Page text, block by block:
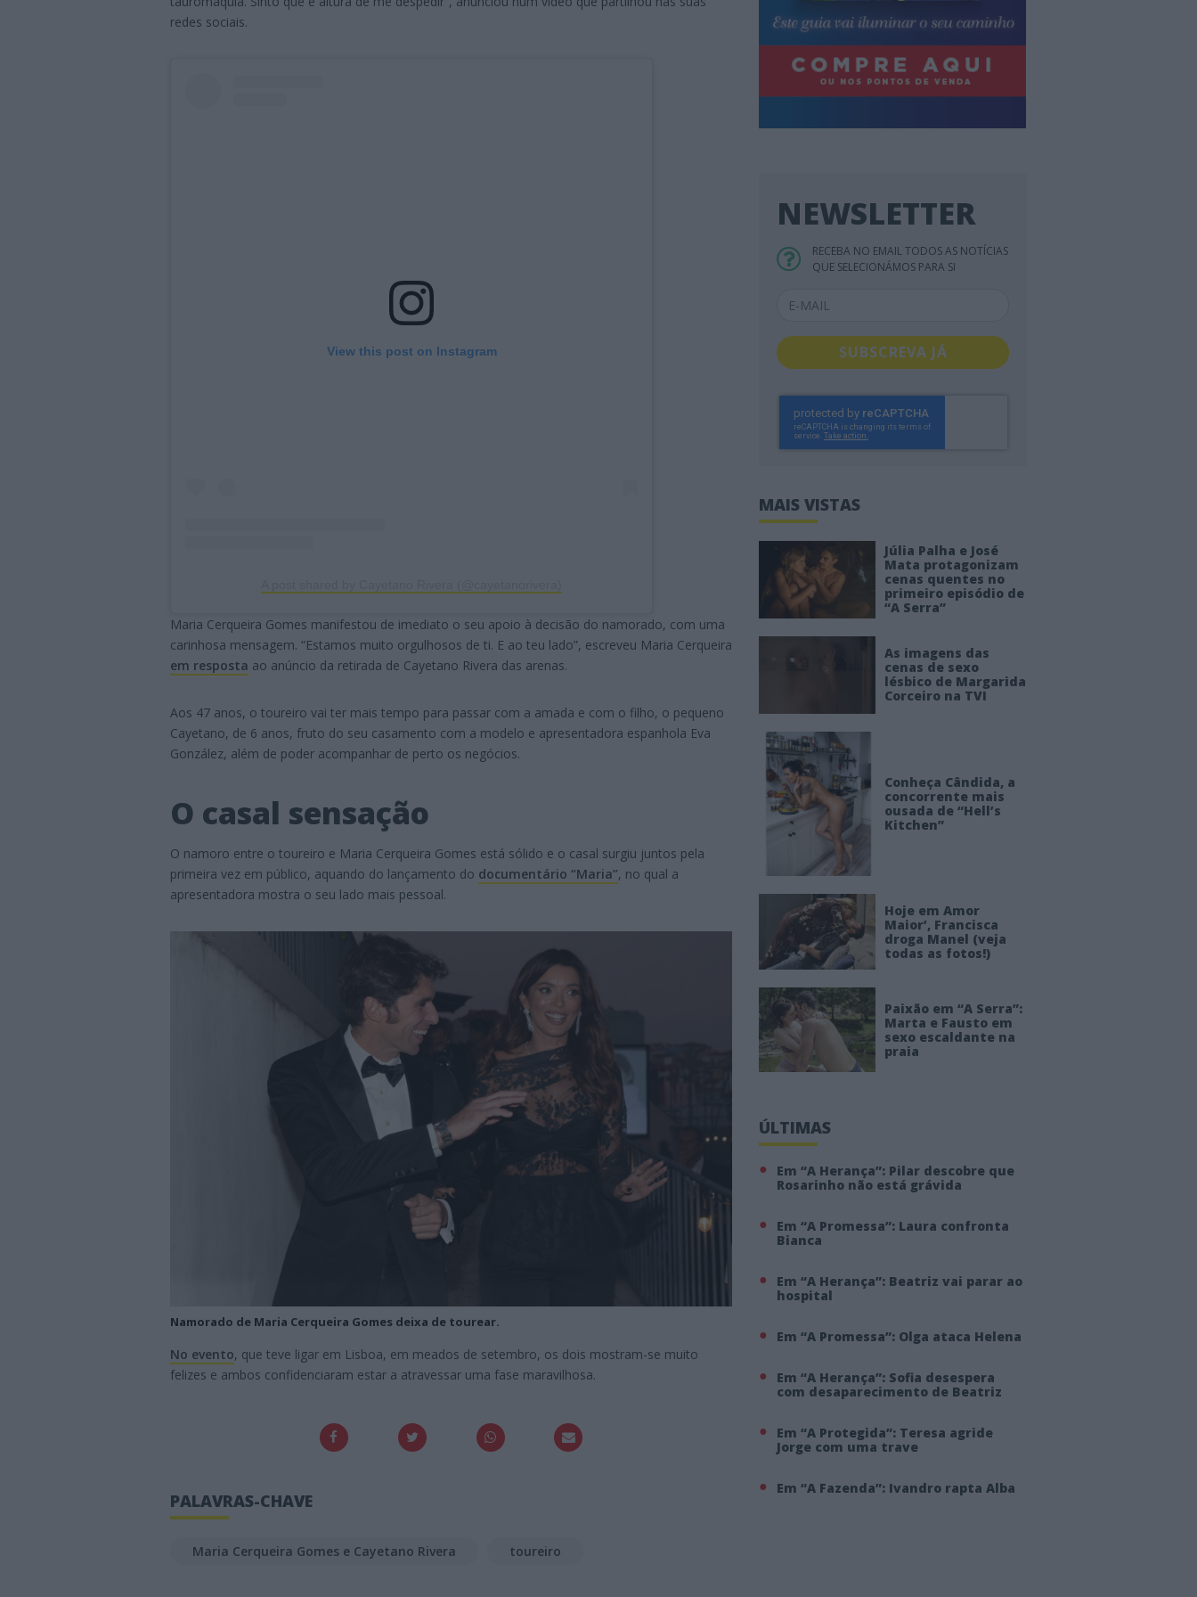
redes sociais.
View this post on Instagram
Maria Cerqueira Gomes manifestou de imediato o seu apoio à decisão do namorado, com uma
carinhosa mensagem. “Estamos muito orgulhosos de ti. E ao teu lado”, escreveu Maria Cerqueira
em resposta ao anúncio da retirada de Cayetano Rivera das arenas.
Aos 47 anos, o toureiro vai ter mais tempo para passar com a amada e com o filho, o pequeno
Cayetano, de 6 anos, fruto do seu casamento com a modelo e apresentadora espanhola Eva
González, além de poder acompanhar de perto os negócios.
O casal sensação
O namoro entre o toureiro e Maria Cerqueira Gomes está sólido e o casal surgiu juntos pela
primeira vez em público, aquando do lançamento do documentário “Maria”, no qual a
apresentadora mostra o seu lado mais pessoal.
Namorado de Maria Cerqueira Gomes deixa de tourear.
No evento, que teve ligar em Lisboa, em meados de setembro, os dois mostram-se muito
felizes e ambos confidenciaram estar a atravessar uma fase maravilhosa.
PALAVRAS-CHAVE
Maria Cerqueira Gomes e Cayetano Rivera toureiro
NEWSLETTER
RECEBA NO EMAIL TODOS AS NOTÍCIAS
QUE SELECIONÁMOS PARA SI
SUBSCREVA JÁ
MAIS VISTAS
Júlia Palha e José
Mata protagonizam
cenas quentes no
primeiro episódio de
“A Serra”
As imagens das
cenas de sexo
lésbico de Margarida
Corceiro na TVI
Conheça Cândida, a
concorrente mais
ousada de “Hell’s
Kitchen”
Hoje em Amor
Maior’, Francisca
droga Manel (veja
todas as fotos!)
Paixão em “A Serra”:
Marta e Fausto em
sexo escaldante na
praia
ÚLTIMAS
Em “A Herança”: Pilar descobre que
Rosarinho não está grávida
Em “A Promessa”: Laura confronta
Bianca
Em “A Herança”: Beatriz vai parar ao
hospital
Em “A Promessa”: Olga ataca Helena
Em “A Herança”: Sofia desespera
com desaparecimento de Beatriz
Em “A Protegida”: Teresa agride
Jorge com uma trave
Em “A Fazenda”: Ivandro rapta Alba